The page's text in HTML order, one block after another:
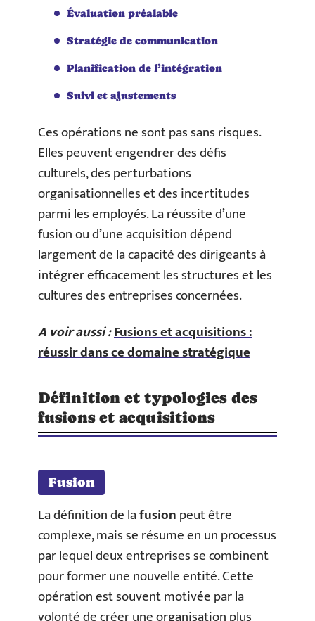
Évaluation préalable
Stratégie de communication
Planification de l’intégration
Suivi et ajustements
Ces opérations ne sont pas sans risques.
Elles peuvent engendrer des défis
culturels, des perturbations
organisationnelles et des incertitudes
parmi les employés. La réussite d’une
fusion ou d’une acquisition dépend
largement de la capacité des dirigeants à
intégrer efficacement les structures et les
cultures des entreprises concernées.
A voir aussi :Fusions et acquisitions :
réussir dans ce domaine stratégique
Définition et typologies des
fusions et acquisitions
Fusion
La définition de lafusionpeut être
complexe, mais se résume en un processus
par lequel deux entreprises se combinent
pour former une nouvelle entité. Cette
opération est souvent motivée par la